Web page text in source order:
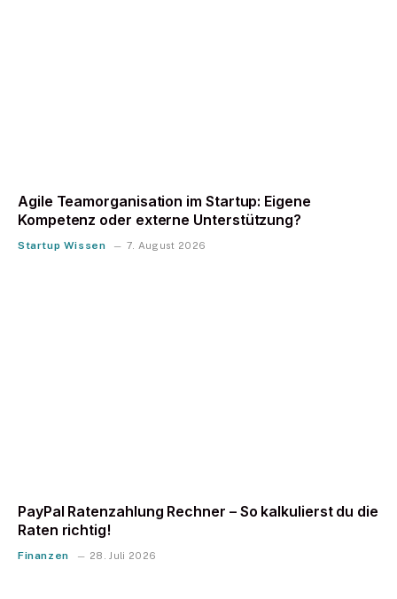
Agile Teamorganisation im Startup: Eigene
Kompetenz oder externe Unterstützung?
Startup Wissen 7. August 2026
PayPal Ratenzahlung Rechner – So kalkulierst du die
Raten richtig!
Finanzen 28. Juli 2026